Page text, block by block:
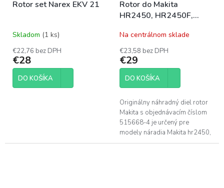
Rotor set Narex EKV 21
Skladom (1 ks)
€22,76 bez DPH
€28
DO KOŠÍKA
Rotor do Makita
HR2450, HR2450F,
Na centrálnom sklade
€23,58 bez DPH
€29
DO KOŠÍKA
Originálny náhradný diel rotor
Makita s objednávacím číslom
515668-4 je určený pre
modely náradia Makita hr2450,
HR2450F, HR2450FT a